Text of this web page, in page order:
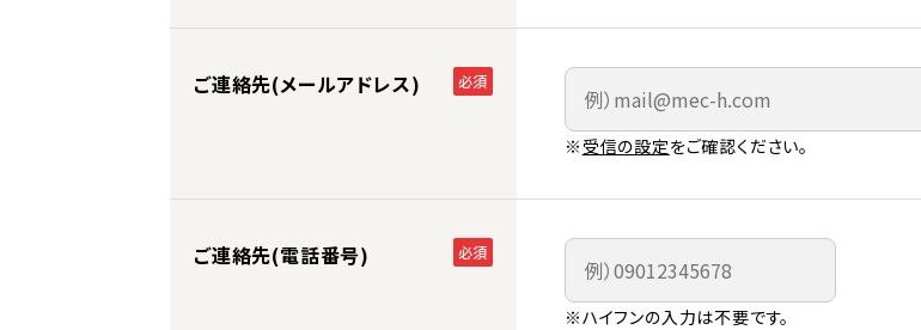
ご連絡先(メールアドレス) 必須
※ 受信の設定をご確認ください。
ご連絡先(電話番号) 必須
※ハイフンの入力は不要です。